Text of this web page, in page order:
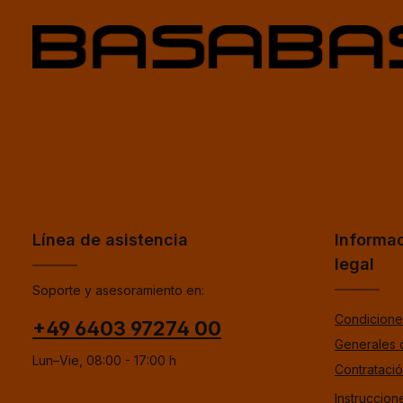
Línea de asistencia
Soporte y asesoramiento en:
+49 6403 97274 00
Lun–Vie, 08:00 - 17:00 h
legal
Generales